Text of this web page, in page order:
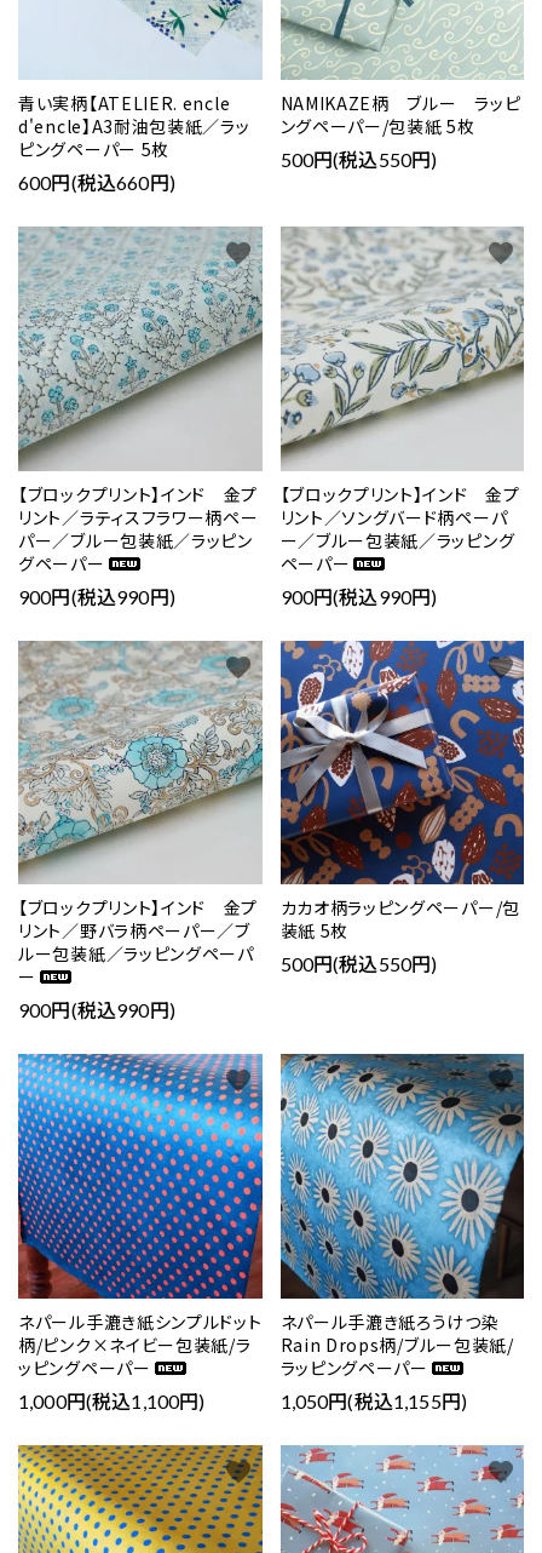
青い実柄【ATELIER. encle
d'encle】A3耐油包装紙／ラッ
ピングペーパー 5枚
600円(税込660円)
NAMIKAZE柄 ブルー ラッピ
ングペーパー/包装紙 5枚
500円(税込550円)
【ブロックプリント】インド 金プ
リント／ラティスフラワー柄ペー
パー／ブルー包装紙／ラッピン
グペーパー
900円(税込990円)
favorite
【ブロックプリント】インド 金プ
リント／ソングバード柄ペーパ
ー／ブルー包装紙／ラッピング
ペーパー
900円(税込990円)
favorite
【ブロックプリント】インド 金プ
リント／野バラ柄ペーパー／ブ
ルー包装紙／ラッピングペーパ
ー
900円(税込990円)
favorite
カカオ柄ラッピングペーパー/包
装紙 5枚
500円(税込550円)
favorite
ネパール手漉き紙シンプルドット
柄/ピンク×ネイビー包装紙/ラ
ッピングペーパー
1,000円(税込1,100円)
favorite
ネパール手漉き紙ろうけつ染
Rain Drops柄/ブルー包装紙/
ラッピングペーパー
1,050円(税込1,155円)
favorite
favorite favorite